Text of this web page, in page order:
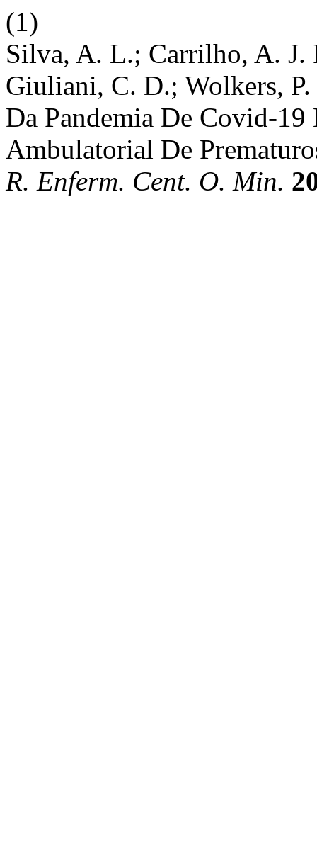
(1)
Silva, A. L.; Carrilho, A. J.
Giuliani, C. D.; Wolkers,
Da Pandemia De Covid-19
Ambulatorial De
R. Enferm. Cent. O. Min.